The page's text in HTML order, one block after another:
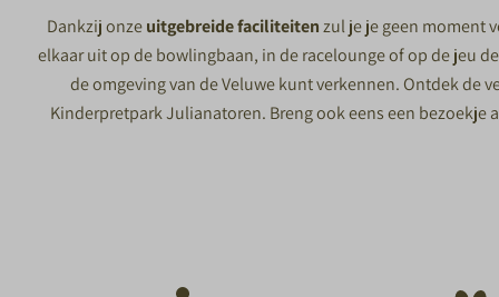
Dankzij onzeuitgebreide faciliteitenzul je je geen moment
elkaar uit op de bowlingbaan, in de racelounge of op de jeu
deomgeving van de Veluwekunt verkennen. Ontdek de
Kinderpretpark Julianatoren. Breng ook eens een bezoekje